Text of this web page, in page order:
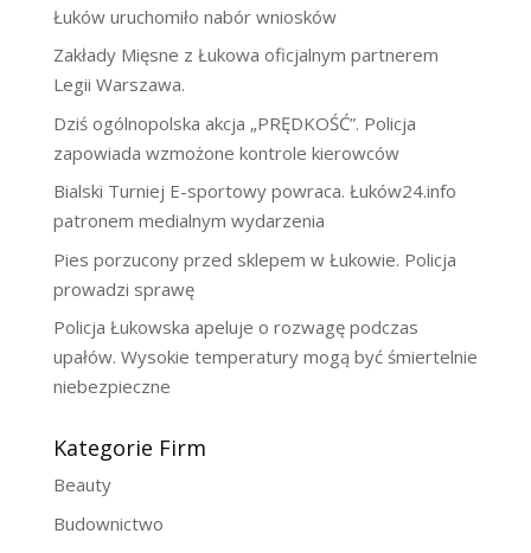
Łuków uruchomiło nabór wniosków
Zakłady Mięsne z Łukowa oficjalnym partnerem
Legii Warszawa.
Dziś ogólnopolska akcja „PRĘDKOŚĆ”. Policja
zapowiada wzmożone kontrole kierowców
Bialski Turniej E-sportowy powraca. Łuków24.info
patronem medialnym wydarzenia
Pies porzucony przed sklepem w Łukowie. Policja
prowadzi sprawę
Policja Łukowska apeluje o rozwagę podczas
upałów. Wysokie temperatury mogą być śmiertelnie
niebezpieczne
Kategorie Firm
Beauty
Budownictwo